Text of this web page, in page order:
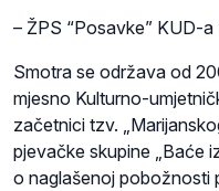
– ŽPS “Posavke” KUD-
Smotra se održava od
mjesno Kulturno-
začetnici tzv.
pjevačke skupine „Baće
o naglašenoj pobožnosti